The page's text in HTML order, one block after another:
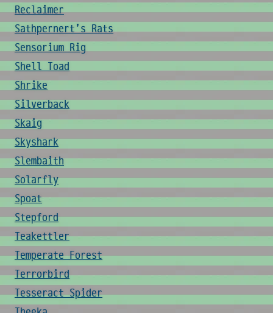
Reclaimer
Sathpernert's Rats
Sensorium Rig
Shell Toad
Shrike
Silverback
Skaig
Skyshark
Slembaith
Solarfly
Spoat
Stepford
Teakettler
Temperate Forest
Terrorbird
Tesseract Spider